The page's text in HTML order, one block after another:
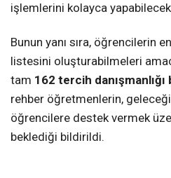
işlemlerini kolayca
Bunun yanı sıra, öğrencilerin
listesini oluşturabilmeleri
tam 162 tercih danışmanlığı
rehber öğretmenlerin,
öğrencilere destek vermek
beklediği bildirildi.